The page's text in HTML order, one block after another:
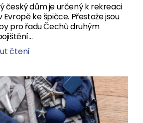
český dům je určený k rekreaci
ke špičce. Přestože jsou
pro řadu Čechů druhým
čtení